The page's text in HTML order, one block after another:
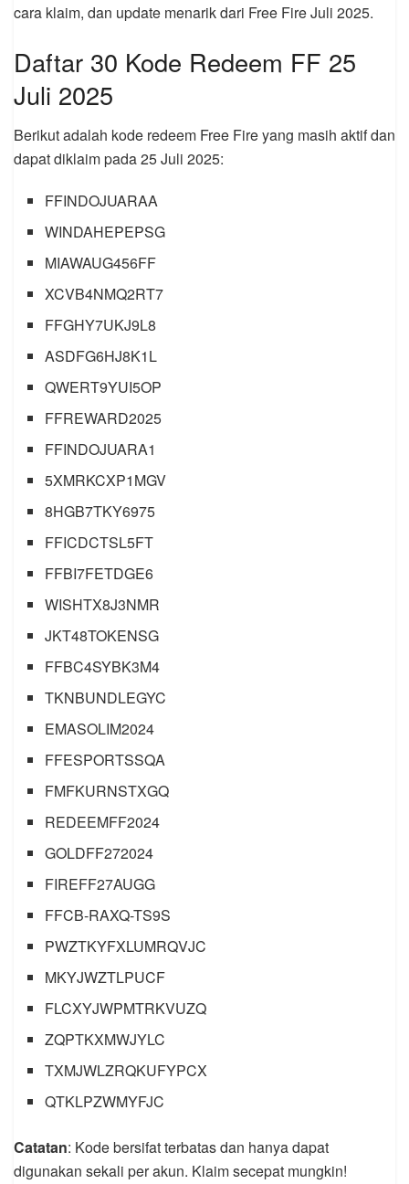
cara klaim, dan update menarik dari Free Fire Juli 2025.
Daftar 30 Kode Redeem FF 25
Juli 2025
Berikut adalah kode redeem Free Fire yang masih aktif dan
dapat diklaim pada 25 Juli 2025:
FFINDOJUARAA
WINDAHEPEPSG
MIAWAUG456FF
XCVB4NMQ2RT7
FFGHY7UKJ9L8
ASDFG6HJ8K1L
QWERT9YUI5OP
FFREWARD2025
FFINDOJUARA1
5XMRKCXP1MGV
8HGB7TKY6975
FFICDCTSL5FT
FFBI7FETDGE6
WISHTX8J3NMR
JKT48TOKENSG
FFBC4SYBK3M4
TKNBUNDLEGYC
EMASOLIM2024
FFESPORTSSQA
FMFKURNSTXGQ
REDEEMFF2024
GOLDFF272024
FIREFF27AUGG
FFCB-RAXQ-TS9S
PWZTKYFXLUMRQVJC
MKYJWZTLPUCF
FLCXYJWPMTRKVUZQ
ZQPTKXMWJYLC
TXMJWLZRQKUFYPCX
QTKLPZWMYFJC
Catatan: Kode bersifat terbatas dan hanya dapat
digunakan sekali per akun. Klaim secepat mungkin!